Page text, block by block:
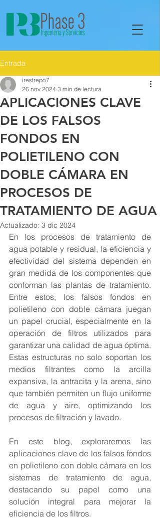
Entrada
APLICACIONES CLAVE
DE LOS FALSOS
FONDOS EN
POLIETILENO CON
DOBLE CÁMARA EN
PROCESOS DE
TRATAMIENTO DE AGUA
irestrepo7
26 nov 2024 3 min de lectura
Actualizado: 3 dic 2024
En los procesos de tratamiento de
agua potable y residual, la eficiencia y
efectividad del sistema dependen en
gran medida de los componentes que
conforman las plantas de tratamiento.
Entre estos, los falsos fondos en
polietileno con doble cámara juegan
un papel crucial, especialmente en la
operación de filtros utilizados para
garantizar una calidad de agua óptima.
Estas estructuras no solo soportan los
medios filtrantes como la arcilla
expansiva, la antracita y la arena, sino
que también permiten un flujo uniforme
de agua y aire, optimizando los
procesos de filtración y lavado.
En este blog, exploraremos las
aplicaciones clave de los falsos fondos
en polietileno con doble cámara en los
sistemas de tratamiento de agua,
destacando su papel como una
solución integral para mejorar la
eficiencia de los filtros.